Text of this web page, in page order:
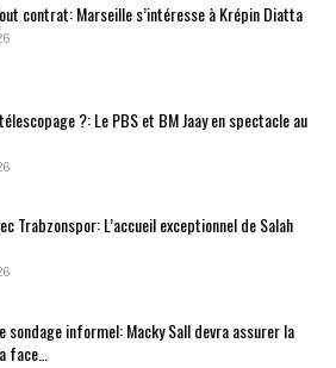
contrat: Marseille s’intéresse à Krépin Diatta
?: Le PBS et BM Jaay en spectacle au
Trabzonspor: L’accueil exceptionnel de Salah
sondage informel: Macky Sall devra assurer la
face…